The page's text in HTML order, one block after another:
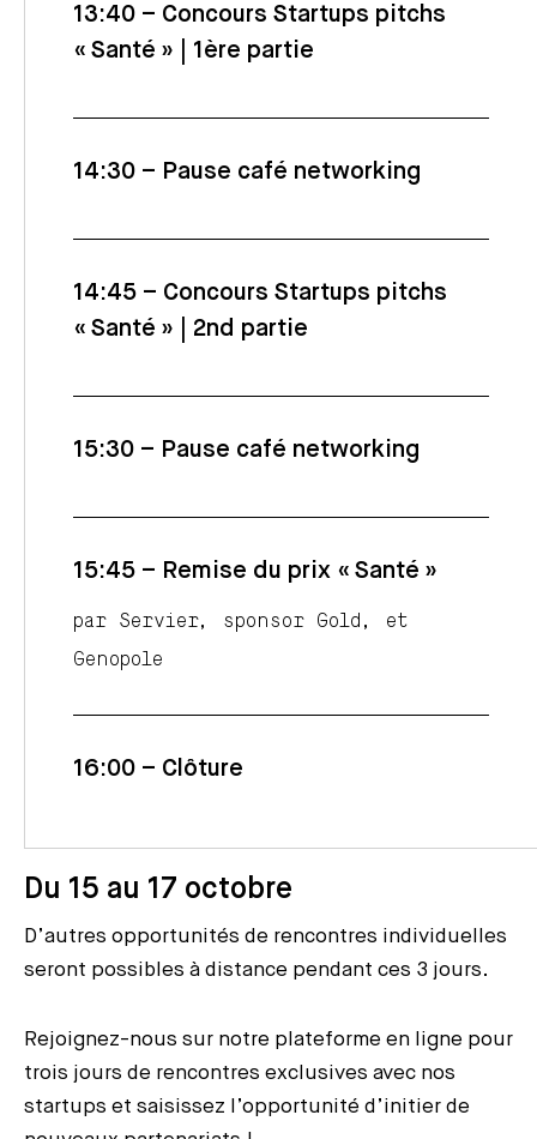
13:40 – Concours Startups pitchs
« Santé » | 1ère partie
14:30 – Pause café networking
14:45 – Concours Startups pitchs
« Santé » | 2nd partie
15:30 – Pause café networking
15:45 – Remise du prix « Santé »
par Servier, sponsor Gold, et
Genopole
16:00 – Clôture
Du 15 au 17 octobre
D’autres opportunités de rencontres individuelles
seront possibles à distance pendant ces 3 jours.
Rejoignez-nous sur notre plateforme en ligne pour
trois jours de rencontres exclusives avec nos
startups et saisissez l’opportunité d’initier de